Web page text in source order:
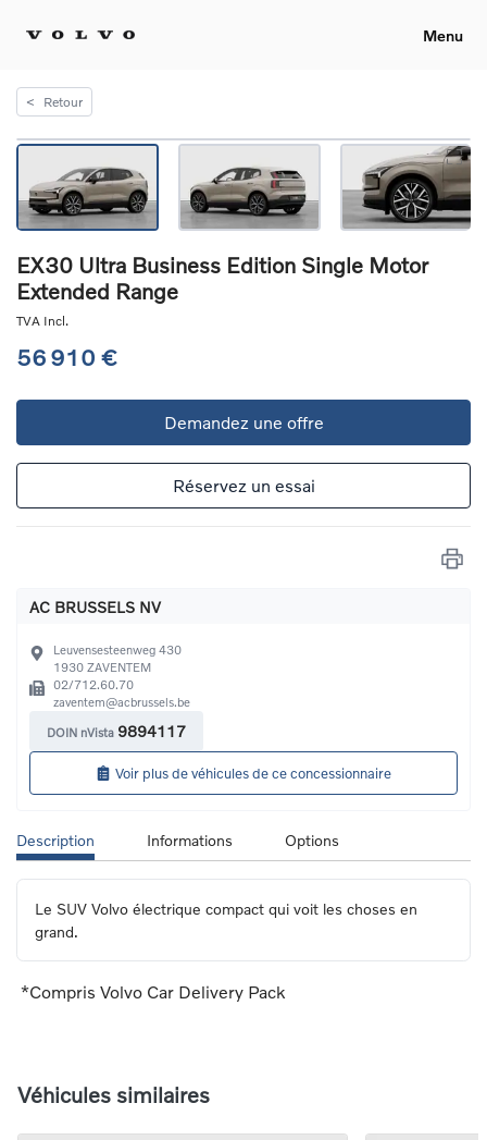
Menu
< Retour
EX30 Ultra Business Edition Single Motor
Extended Range
TVA Incl.
56 910 €
Demandez une offre
Réservez un essai
AC BRUSSELS NV
Leuvensesteenweg 430
1930 ZAVENTEM
02/712.60.70
zaventem@acbrussels.be
DOIN nVista 9894117
Voir plus de véhicules de ce concessionnaire
Description Informations Options
Le SUV Volvo électrique compact qui voit les choses en
grand.
*Compris Volvo Car Delivery Pack
Véhicules similaires